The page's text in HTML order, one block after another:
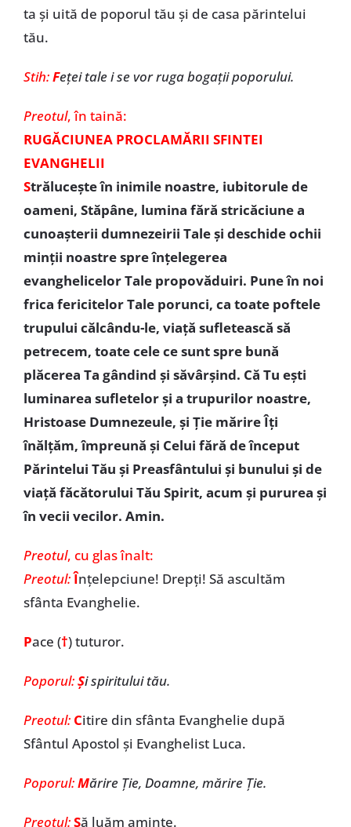
ta și uită de poporul tău și de casa părintelui
tău.
Stih:Feței tale i se vor ruga bogații poporului.
Preotul, în taină:
RUGĂCIUNEA PROCLAMĂRII SFINTEI
EVANGHELII
Strălucește în inimile noastre, iubitorule de
oameni, Stăpâne, lumina fără stricăciune a
cunoașterii dumnezeirii Tale și deschide ochii
minții noastre spre înțelegerea
evanghelicelor Tale propovăduiri. Pune în noi
frica fericitelor Tale porunci, ca toate poftele
trupului călcându-le, viață sufletească să
petrecem, toate cele ce sunt spre bună
plăcerea Ta gândind și săvârșind. Că Tu ești
luminarea sufletelor și a trupurilor noastre,
Hristoase Dumnezeule, și Ție mărire Îți
înălțăm, împreună și Celui fără de început
Părintelui Tău și Preasfântului și bunului și de
viață făcătorului Tău Spirit, acum și pururea și
în vecii vecilor. Amin.
Preotul, cu glas înalt:
Preotul:Înțelepciune! Drepți! Să ascultăm
sfânta Evanghelie.
Pace (†) tuturor.
Poporul:Și spiritului tău.
Preotul: Citire din sfânta Evanghelie după
Sfântul Apostol și Evanghelist Luca.
Poporul:Mărire Ție, Doamne, mărire Ție.
Preotul:Să luăm aminte.